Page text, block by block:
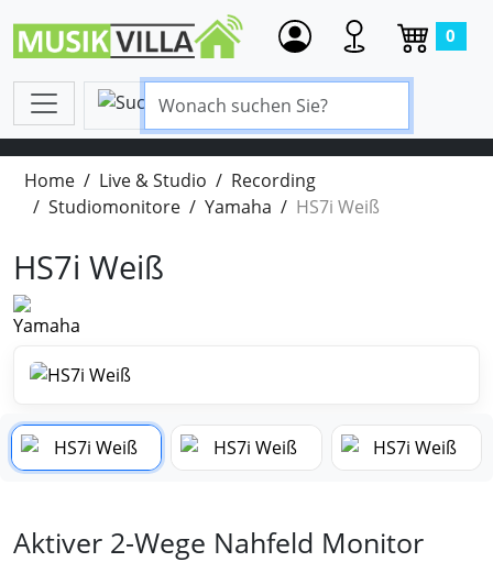
0
Home Live & Studio
Recording
Studiomonitore
Yamaha HS7i Weiß
HS7i Weiß
Aktiver 2-Wege Nahfeld Monitor